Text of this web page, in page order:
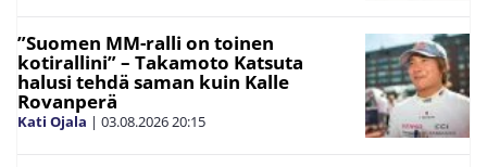
”Suomen MM-ralli on toinen
kotirallini” – Takamoto Katsuta
halusi tehdä saman kuin Kalle
Rovanperä
Kati Ojala | 03.08.202620:15